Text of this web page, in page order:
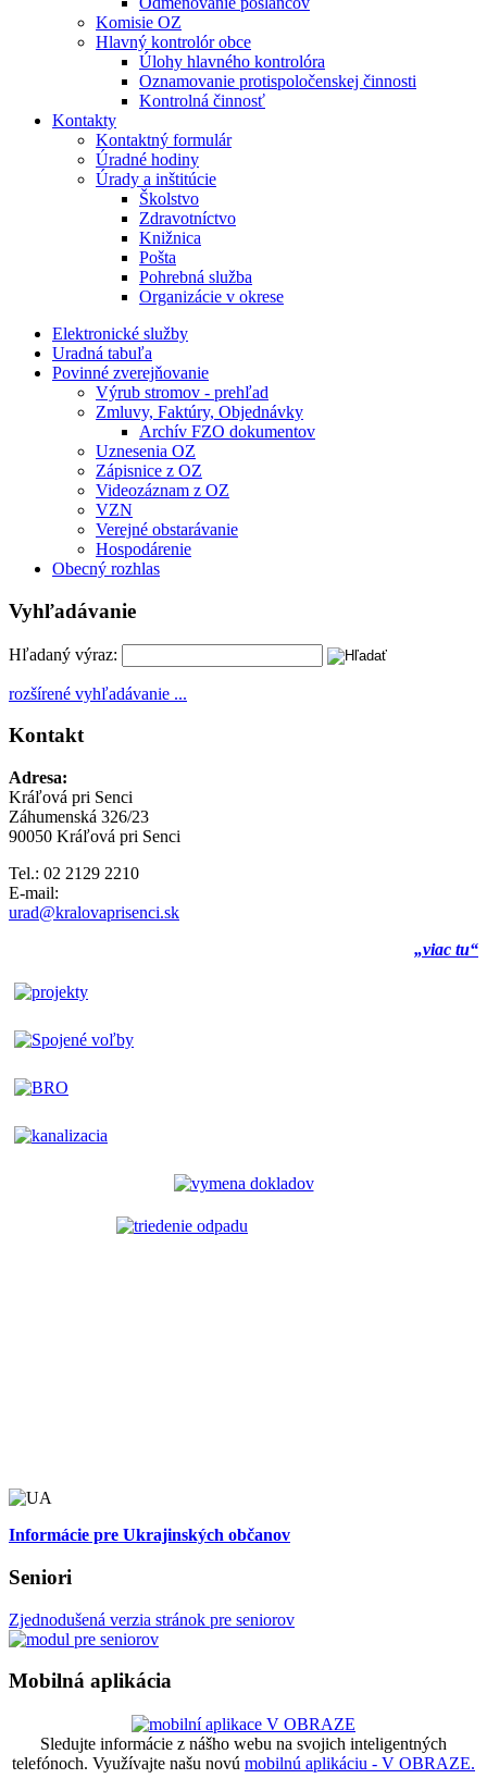
Komisie OZ
Hlavný kontrolór obce
Úlohy hlavného kontrolóra
Oznamovanie protispoločenskej činnosti
Kontrolná činnosť
Kontakty
Kontaktný formulár
Úradné hodiny
Úrady a inštitúcie
Školstvo
Zdravotníctvo
Knižnica
Pošta
Pohrebná služba
Organizácie v okrese
Elektronické služby
Uradná tabuľa
Povinné zverejňovanie
Výrub stromov - prehľad
Zmluvy, Faktúry, Objednávky
Archív FZO dokumentov
Uznesenia OZ
Zápisnice z OZ
Videozáznam z OZ
VZN
Verejné obstarávanie
Hospodárenie
Obecný rozhlas
Vyhľadávanie
Hľadaný výraz:
rozšírené vyhľadávanie ...
Kontakt
Adresa:
Kráľová pri Senci
Záhumenská 326/23
90050 Kráľová pri Senci
Tel.: 02 2129 2210
E-mail:
urad@kralovaprisenci.sk
„viac tu“
Informácie pre Ukrajinských občanov
Seniori
Zjednodušená verzia stránok pre seniorov
Mobilná aplikácia
Sledujte informácie z nášho webu na svojich inteligentných
telefónoch. Využívajte našu novú mobilnú aplikáciu - V OBRAZE.